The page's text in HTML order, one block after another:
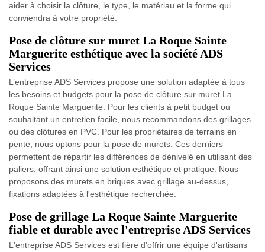
aider à choisir la clôture, le type, le matériau et la forme qui
conviendra à votre propriété.
Pose de clôture sur muret La Roque Sainte
Marguerite esthétique avec la société ADS
Services
L’entreprise ADS Services propose une solution adaptée à tous
les besoins et budgets pour la pose de clôture sur muret La
Roque Sainte Marguerite. Pour les clients à petit budget ou
souhaitant un entretien facile, nous recommandons des grillages
ou des clôtures en PVC. Pour les propriétaires de terrains en
pente, nous optons pour la pose de murets. Ces derniers
permettent de répartir les différences de dénivelé en utilisant des
paliers, offrant ainsi une solution esthétique et pratique. Nous
proposons des murets en briques avec grillage au-dessus,
fixations adaptées à l'esthétique recherchée.
Pose de grillage La Roque Sainte Marguerite
fiable et durable avec l'entreprise ADS Services
L'entreprise ADS Services est fière d'offrir une équipe d'artisans